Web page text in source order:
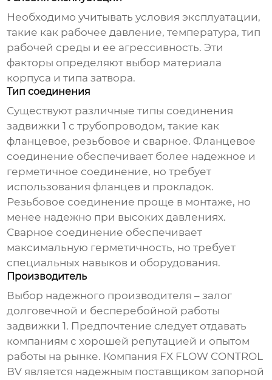
Необходимо учитывать условия эксплуатации,
такие как рабочее давление, температура, тип
рабочей среды и ее агрессивность. Эти
факторы определяют выбор материала
корпуса и типа затвора.
Тип соединения
Существуют различные типы соединения
задвижки 1 с трубопроводом, такие как
фланцевое, резьбовое и сварное. Фланцевое
соединение обеспечивает более надежное и
герметичное соединение, но требует
использования фланцев и прокладок.
Резьбовое соединение проще в монтаже, но
менее надежно при высоких давлениях.
Сварное соединение обеспечивает
максимальную герметичность, но требует
специальных навыков и оборудования.
Производитель
Выбор надежного производителя – залог
долговечной и бесперебойной работы
задвижки 1. Предпочтение следует отдавать
компаниям с хорошей репутацией и опытом
работы на рынке. Компания FX FLOW CONTROL
BV является надежным поставщиком запорной